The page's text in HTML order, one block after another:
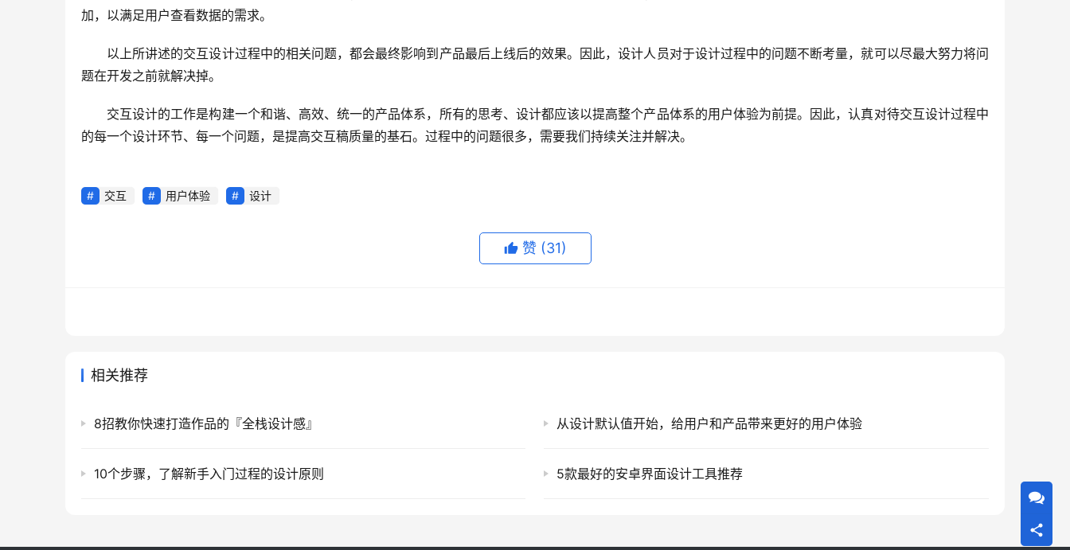
加，以满足用户查看数据的需求。
以上所讲述的交互设计过程中的相关问题，都会最终影响到产品最后上线后的效果。因此，设计人员对于设计过程中的问题不断考量，就可以尽最大努力将问
题在开发之前就解决掉。
交互设计的工作是构建一个和谐、高效、统一的产品体系，所有的思考、设计都应该以提高整个产品体系的用户体验为前提。因此，认真对待交互设计过程中
的每一个设计环节、每一个问题，是提高交互稿质量的基石。过程中的问题很多，需要我们持续关注并解决。
交互 用户体验 设计
赞 (31)
相关推荐
8招教你快速打造作品的『全栈设计感』 从设计默认值开始，给用户和产品带来更好的用户体验
10个步骤，了解新手入门过程的设计原则 5款最好的安卓界面设计工具推荐